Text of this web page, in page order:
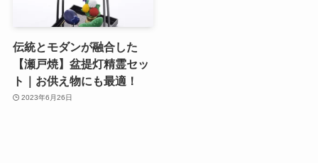
伝統とモダンが融合した
【瀬戸焼】盆提灯精霊セッ
ト｜お供え物にも最適！
2023年6月26日